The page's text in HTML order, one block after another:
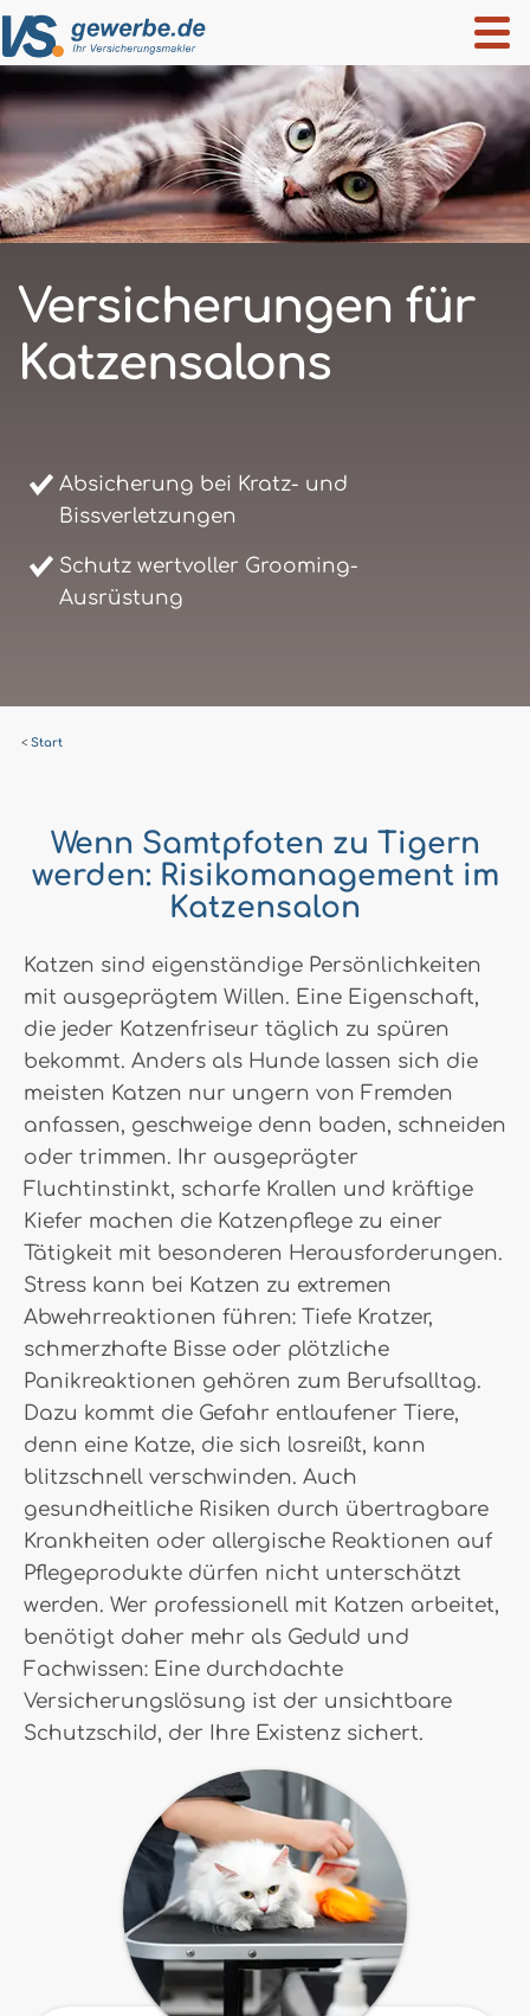
Versicherungen für
Katzensalons
Absicherung bei Kratz- und
Bissverletzungen
Schutz wertvoller Grooming-
Ausrüstung
Start
Wenn Samtpfoten zu Tigern
werden: Risikomanagement im
Katzensalon
Katzen sind eigenständige Persönlichkeiten
mit ausgeprägtem Willen. Eine Eigenschaft,
die jeder Katzenfriseur täglich zu spüren
bekommt. Anders als Hunde lassen sich die
meisten Katzen nur ungern von Fremden
anfassen, geschweige denn baden, schneiden
oder trimmen. Ihr ausgeprägter
Fluchtinstinkt, scharfe Krallen und kräftige
Kiefer machen die Katzenpflege zu einer
Tätigkeit mit besonderen Herausforderungen.
Stress kann bei Katzen zu extremen
Abwehrreaktionen führen: Tiefe Kratzer,
schmerzhafte Bisse oder plötzliche
Panikreaktionen gehören zum Berufsalltag.
Dazu kommt die Gefahr entlaufener Tiere,
denn eine Katze, die sich losreißt, kann
blitzschnell verschwinden. Auch
gesundheitliche Risiken durch übertragbare
Krankheiten oder allergische Reaktionen auf
Pflegeprodukte dürfen nicht unterschätzt
werden. Wer professionell mit Katzen arbeitet,
benötigt daher mehr als Geduld und
Fachwissen: Eine durchdachte
Versicherungslösung ist der unsichtbare
Schutzschild, der Ihre Existenz sichert.